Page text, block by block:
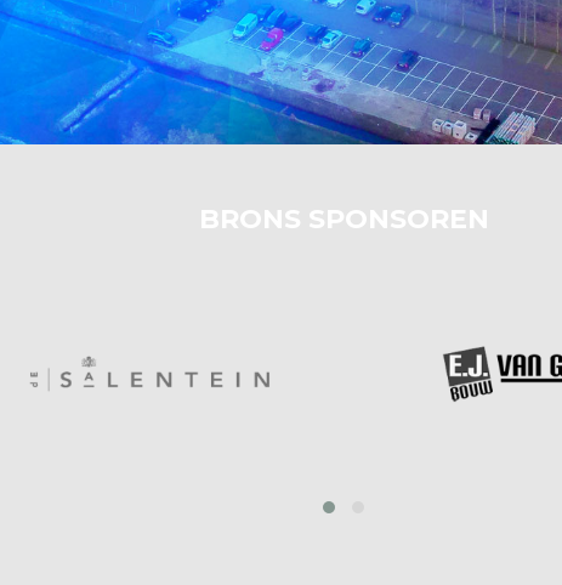
BRONS SPONSOREN
prev